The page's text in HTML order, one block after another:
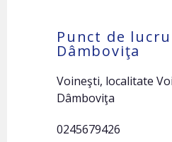
Punct de
Dâmboviţa
Voineşti, localitate
Dâmboviţa
0245679426